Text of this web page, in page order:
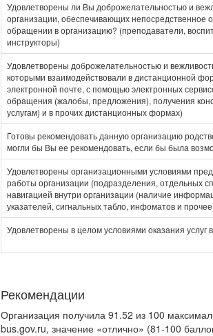
Удовлетворены ли Вы доброжелательностью и
организации, обеспечивающих непосредственное
обращении в организацию? (преподаватели,
инструкторы)
Удовлетворены доброжелательностью и
которыми взаимодействовали в дистанционной
электронной почте, с помощью электронных
обращения (жалобы, предложения), получения
услугам) и в прочих дистанционных формах)
Готовы рекомендовать данную организацию
могли бы Вы ее рекомендовать, если бы была
Удовлетворены организационными условиями
работы организации (подразделения, отдельных
навигацией внутри организации (наличие
указателей, сигнальных табло, инфоматов и
Удовлетворены в целом условиями оказания услуг
Рекомендации
Организация получила 91.52 из 100
bus.gov.ru, значение «отлично» (81-100